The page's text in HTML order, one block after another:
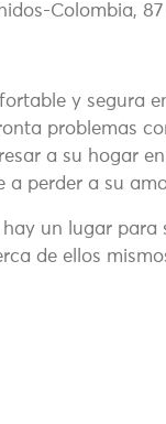
Colombia,
y segura
problemas
a su hogar
a perder a su
un lugar para
de ellos